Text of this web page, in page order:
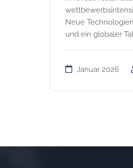
Neue
und ein globaler
Januar 2026